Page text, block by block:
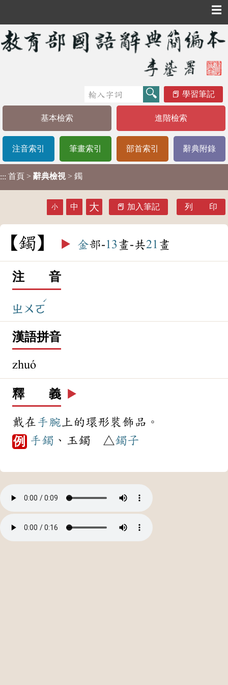
☰
學習筆記
基本檢索 進階檢索
注音索引 筆畫索引 部首索引 辭典附錄
::: 首頁 > 辭典檢視 > 鐲
小 中 大 加入筆記 列 印
鐲 ▶️ 金部-13 畫-共21 畫
注 音
ㄓㄨㄛ
ˊ
漢語拼音
zhuó
釋 義 ▶️
戴在 手腕 上的環形裝飾品。
例 手鐲 、玉鐲 △鐲子